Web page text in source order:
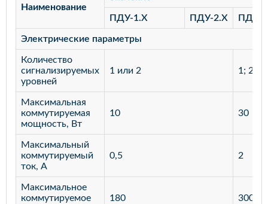
Наименование
ПДУ-1.Х ПДУ-2.Х ПДУ-
Электрические параметры
Количество
сигнализируемых
уровней
1 или 2 1; 2; 3
Максимальная
коммутируемая
мощность, Вт
10 30
Максимальный
коммутируемый
ток, А
0,5 2
Максимальное
коммутируемое
180 300